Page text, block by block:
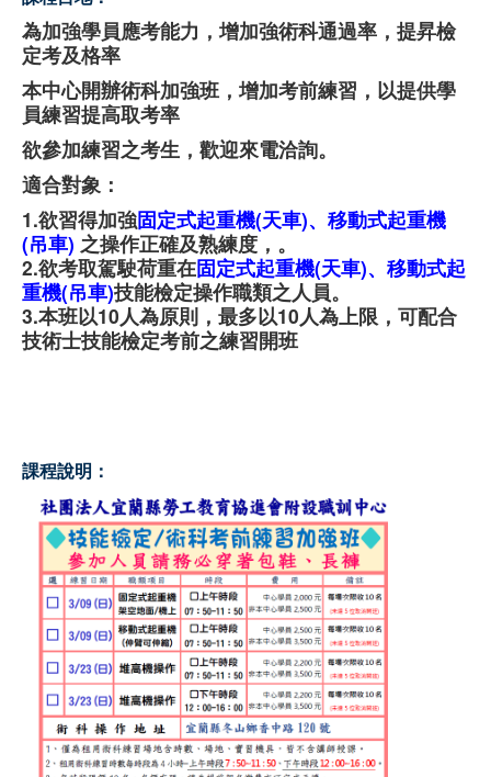
職安測驗
交通位置
線上報名
反應信箱
資安公告
為加強學員應考能力，增加強術科通過率，提昇檢
定考及格率
本中心開辦術科加強班，增加考前練習，以提供學
員練習提高取考率
欲參加練習之考生，歡迎來電洽詢。
適合對象：
1.欲習得加強固定式起重機(天車)、移動式起重機
(吊車) 之操作正確及熟練度，。
2.欲考取駕駛荷重在固定式起重機(天車)、移動式起
重機(吊車)技能檢定操作職類之人員。
3.本班以10人為原則，最多以10人為上限，可配合
技術士技能檢定考前之練習開班
課程說明：